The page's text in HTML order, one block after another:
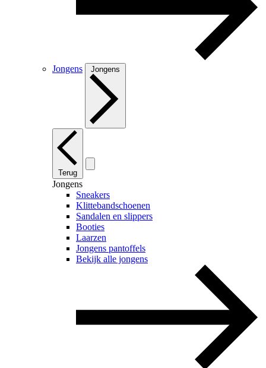
Jongens Jongens
Terug
Jongens
Sneakers
Klittebandschoenen
Sandalen en slippers
Booties
Laarzen
Jongens pantoffels
Bekijk alle jongens